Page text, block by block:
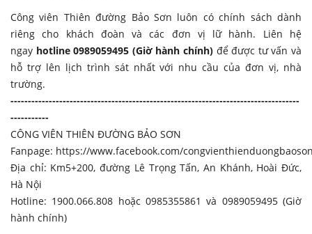
Công viên Thiên Đường Bảo Sơn tọa lạc tại Km5+200, đường
Lê Trọng Tấn, An Khánh, Hoài Đức, Hà Nội, chỉ cách trung tâm
thành phố 15 – 20 phút di chuyển, thuận tiện cho các đoàn
học sinh đi về trong ngày.
Hành trình trải nghiệm linh hoạt,
Nhà trường có thể lựa chọn lịch trình tham quan linh hoạt,
kết hợp giữa hoạt động giáo dục, vui chơi giải trí và team
building, giúp chuyến đi trở nên ý nghĩa và trọn vẹn hơn.
Công viên Thiên đường Bảo Sơn luôn có chính sách dành
riêng cho khách đoàn và các đơn vị lữ hành. Liên hệ
ngay hotline 0989059495